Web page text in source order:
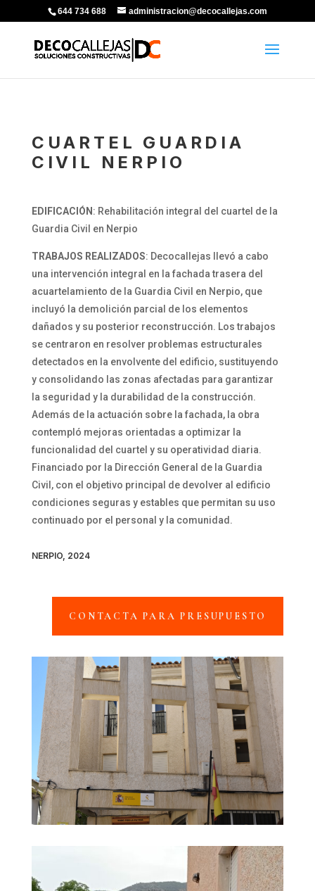
644 734 688 administracion@decocallejas.com
CUARTEL GUARDIA
CIVIL NERPIO
EDIFICACIÓN : Rehabilitación integral del cuartel de la
Guardia Civil en Nerpio
TRABAJOS REALIZADOS: Decocallejas llevó a cabo
una intervención integral en la fachada trasera del
acuartelamiento de la Guardia Civil en Nerpio, que
incluyó la demolición parcial de los elementos
dañados y su posterior reconstrucción. Los trabajos
se centraron en resolver problemas estructurales
detectados en la envolvente del edificio, sustituyendo
y consolidando las zonas afectadas para garantizar
la seguridad y la durabilidad de la construcción.
Además de la actuación sobre la fachada, la obra
contempló mejoras orientadas a optimizar la
funcionalidad del cuartel y su operatividad diaria.
Financiado por la Dirección General de la Guardia
Civil, con el objetivo principal de devolver al edificio
condiciones seguras y estables que permitan su uso
continuado por el personal y la comunidad.
NERPIO, 2024
CONTACTA PARA PRESUPUESTO